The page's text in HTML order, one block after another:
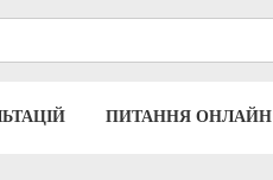
ПИТАННЯ ОНЛАЙН